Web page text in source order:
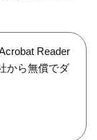
Reader
から無償でダ